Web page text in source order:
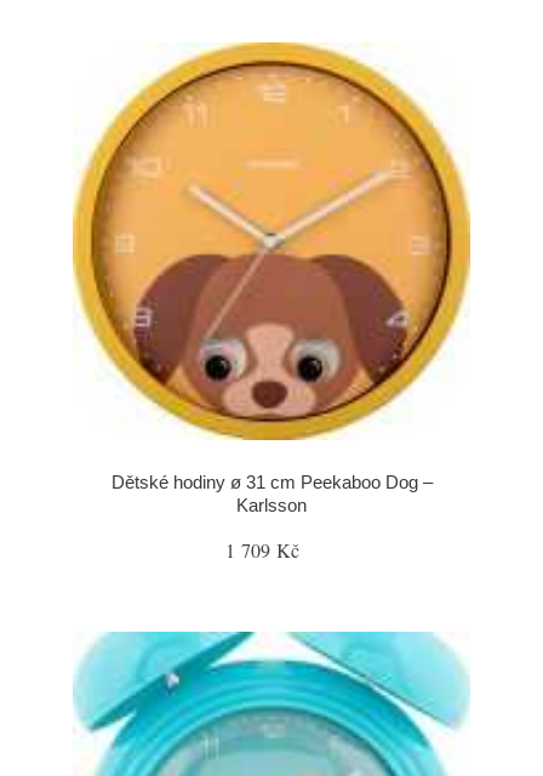
Dětské hodiny ø 31 cm Peekaboo Dog –
Karlsson
1 709 Kč